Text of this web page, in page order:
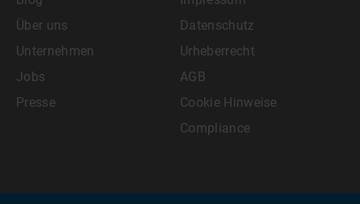
Über uns
Unternehmen
Jobs
Presse
Datenschutz
Urheberrecht
AGB
Cookie Hinweise
Compliance